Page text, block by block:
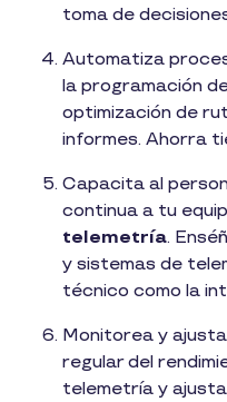
toma de
Automatiza
la programación
optimización de
informes. Ahorra
Capacita al
continua a tu
telemetría.
y sistemas de
técnico como la
Monitorea y
regular del
telemetría y